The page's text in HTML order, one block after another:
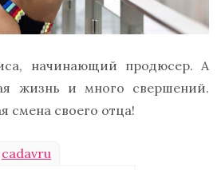
начинающий продюсер. А
жизнь и много свершений.
смена своего отца!
cadavru